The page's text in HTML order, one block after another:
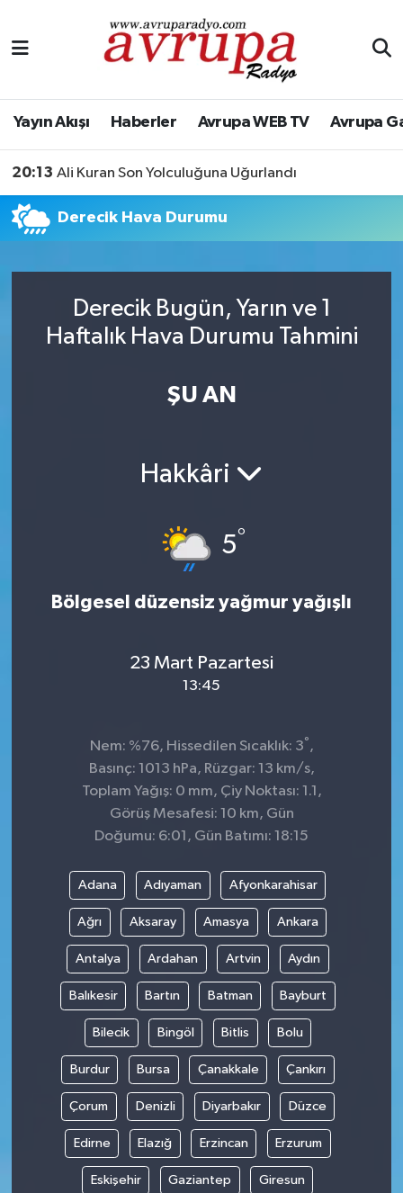
Yayın Akışı Haberler Avrupa WEB TV Avrupa
20:13 Ali Kuran Son Yolculuğuna Uğurlandı
Derecik Hava Durumu
Derecik Bugün, Yarın ve 1
Haftalık Hava Durumu Tahmini
ŞU AN
Hakkâri
5°
Bölgesel düzensiz yağmur yağışlı
23 Mart Pazartesi
13:45
Nem: %76, Hissedilen Sıcaklık: 3° ,
Basınç: 1013 hPa, Rüzgar: 13 km/s,
Toplam Yağış: 0 mm, Çiy Noktası: 1.1,
Görüş Mesafesi: 10 km, Gün
Doğumu: 6:01, Gün Batımı: 18:15
Adana Adıyaman Afyonkarahisar
Ağrı Aksaray Amasya Ankara
Antalya Ardahan Artvin Aydın
Balıkesir Bartın Batman Bayburt
Bilecik Bingöl Bitlis Bolu
Burdur Bursa Çanakkale Çankırı
Çorum Denizli Diyarbakır Düzce
Edirne Elazığ Erzincan Erzurum
Eskişehir Gaziantep Giresun
Yayın Akışı
Haberler
KÜLTÜR-SANAT
Genel
Nöbetçi Eczaneler
Hava Durumu
Tüm Manşetler
Son Dakika Haberleri